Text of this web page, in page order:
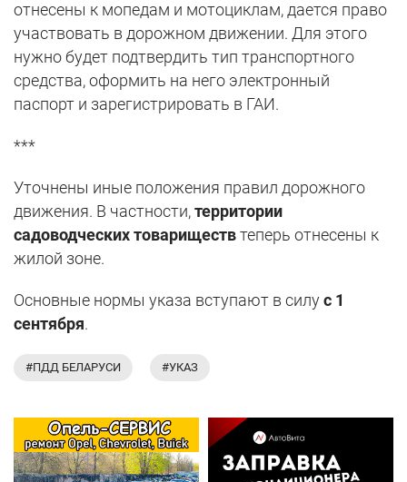
отнесены к мопедам и мотоциклам, дается право
участвовать в дорожном движении. Для этого
нужно будет подтвердить тип транспортного
средства, оформить на него электронный
паспорт и зарегистрировать в ГАИ.
***
Уточнены иные положения правил дорожного
движения. В частности,территории
садоводческих товариществтеперь отнесены к
жилой зоне.
Основные нормы указа вступают в силус 1
сентября.
#ПДД БЕЛАРУСИ #УКАЗ